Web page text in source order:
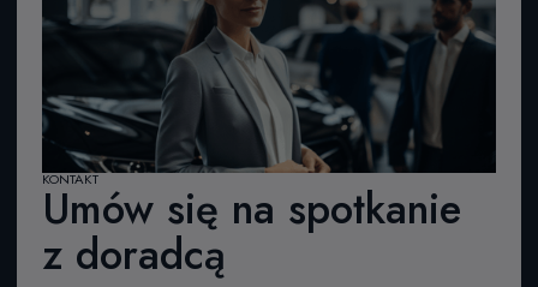
KONTAKT
Umów się na spotkanie
z doradcą